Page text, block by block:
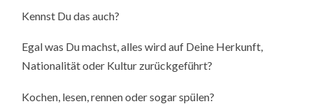
ALGERISCH?
TYPISCH…
Kennst Du das auch?
Egal was Du machst, alles wird auf Deine Herkunft,
Nationalität oder Kultur zurückgeführt?
Kochen, lesen, rennen oder sogar spülen?